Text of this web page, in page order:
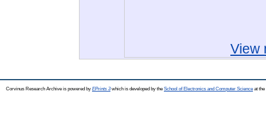
View
Corvinus Research Archive is powered by EPrints 3which is developed by the School of Electronics and Computer Science at